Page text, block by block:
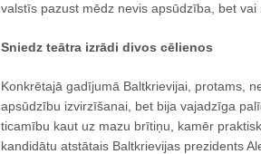
valstīs pazust mēdz nevis apsūdzība, bet vai
Sniedz teātra izrādi divos cēlienos
Konkrētajā gadījumā Baltkrievijai, protams,
apsūdzību izvirzīšanai, bet bija vajadzīga
ticamību kaut uz mazu brītiņu, kamēr
kandidātu atstātais Baltkrievijas prezidents